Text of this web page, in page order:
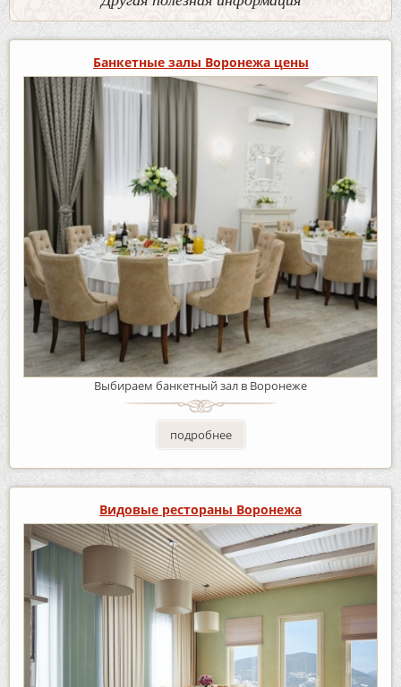
Банкетные залы Воронежа цены
Выбираем банкетный зал в Воронеже
подробнее
Видовые рестораны Воронежа